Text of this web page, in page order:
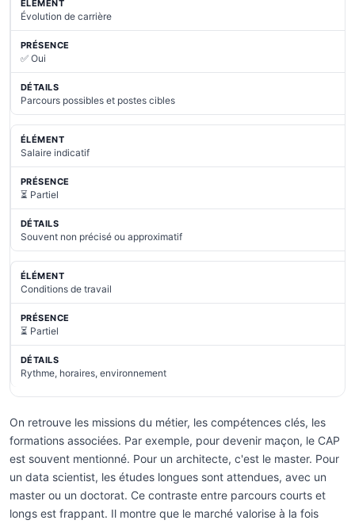
Évolution de carrière
✅ Oui
Parcours possibles et postes cibles
Salaire indicatif
⏳ Partiel
Souvent non précisé ou approximatif
Conditions de travail
⏳ Partiel
Rythme, horaires, environnement
On retrouve les missions du métier, les compétences clés, les
formations associées. Par exemple, pour devenir maçon, le CAP
est souvent mentionné. Pour un architecte, c'est le master. Pour
un data scientist, les études longues sont attendues, avec un
master ou un doctorat. Ce contraste entre parcours courts et
longs est frappant. Il montre que le marché valorise à la fois